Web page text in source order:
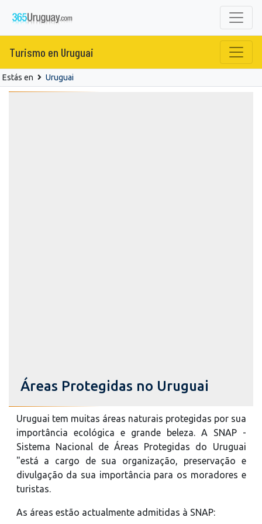
Turismo en Uruguai
Estás en Uruguai
Áreas Protegidas no Uruguai
Uruguai tem muitas áreas naturais protegidas por sua
importância ecológica e grande beleza. A SNAP -
Sistema Nacional de Áreas Protegidas do Uruguai
"está a cargo de sua organização, preservação e
divulgação da sua importância para os moradores e
turistas.
As áreas estão actualmente admitidas à SNAP: